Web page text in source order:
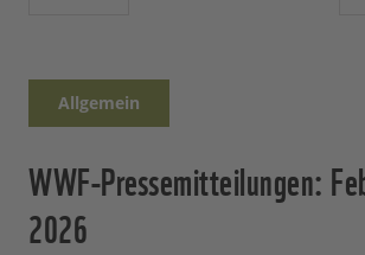
Allgemein
WWF-Pressemitteilungen:
2026